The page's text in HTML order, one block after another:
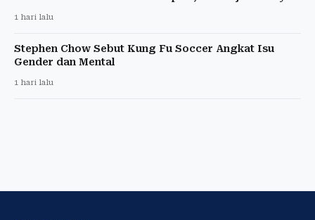
1 hari lalu
Stephen Chow Sebut Kung Fu Soccer Angkat Isu
Gender dan Mental
1 hari lalu